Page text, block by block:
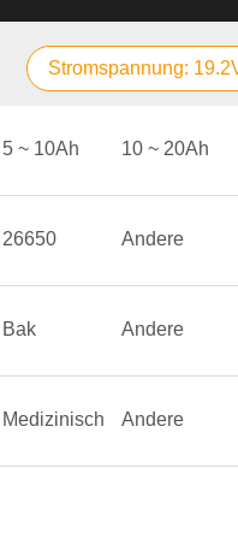
Stromspannung:
5 ~ 10Ah 10 ~ 20Ah
26650 Andere
Bak Andere
Medizinisch Andere